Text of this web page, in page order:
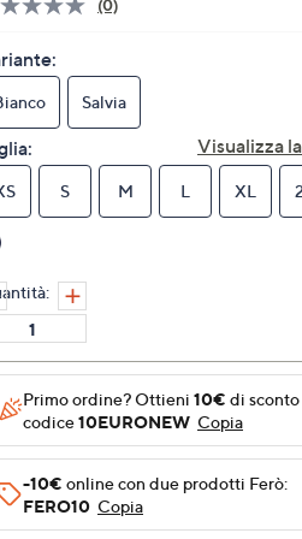
Nessuna
link
alla
pagina.
(0)
Salvia
Visualizza
S M L XL
Primo ordine? Ottieni 10€ di
codice10EURONEW Copia
-10€ online con due prodotti Ferò:
FERO10 Copia